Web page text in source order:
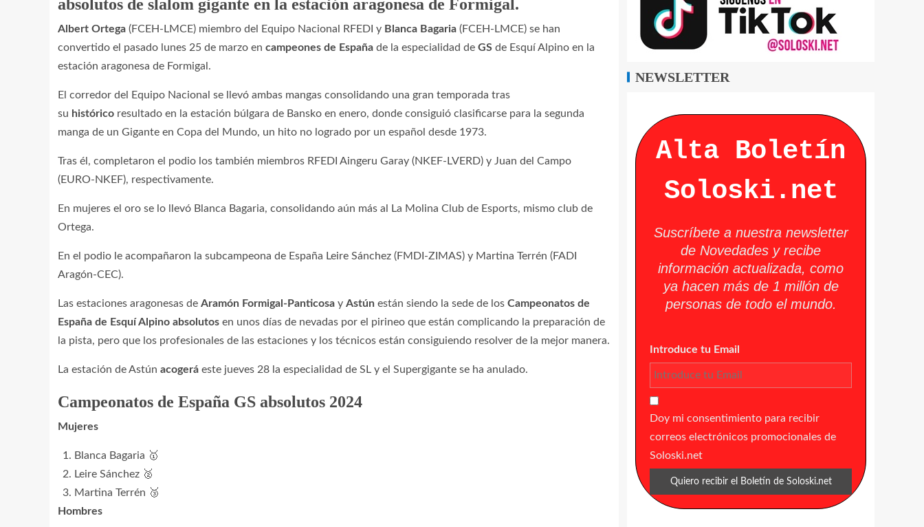
absolutos de slalom gigante en la estación aragonesa de Formigal.
Albert Ortega (FCEH-LMCE) miembro del Equipo Nacional RFEDI y Blanca Bagaria (FCEH-LMCE) se han
convertido el pasado lunes 25 de marzo en campeones de España de la especialidad de GS de Esquí Alpino en la
estación aragonesa de Formigal.
El corredor del Equipo Nacional se llevó ambas mangas consolidando una gran temporada tras
su histórico resultado en la estación búlgara de Bansko en enero, donde consiguió clasificarse para la segunda
manga de un Gigante en Copa del Mundo, un hito no logrado por un español desde 1973.
Tras él, completaron el podio los también miembros RFEDI Aingeru Garay (NKEF-LVERD) y Juan del Campo
(EURO-NKEF), respectivamente.
En mujeres el oro se lo llevó Blanca Bagaria, consolidando aún más al La Molina Club de Esports, mismo club de
Ortega.
En el podio le acompañaron la subcampeona de España Leire Sánchez (FMDI-ZIMAS) y Martina Terrén (FADI
Aragón-CEC).
Las estaciones aragonesas de Aramón Formigal-Panticosa y Astún están siendo la sede de los Campeonatos de
España de Esquí Alpino absolutos en unos días de nevadas por el pirineo que están complicando la preparación de
la pista, pero que los profesionales de las estaciones y los técnicos están consiguiendo resolver de la mejor manera.
La estación de Astún acogerá este jueves 28 la especialidad de SL y el Supergigante se ha anulado.
Campeonatos de España GS absolutos 2024
Mujeres
Blanca Bagaria 🥇
Leire Sánchez 🥈
Martina Terrén 🥉
Hombres
NEWSLETTER
Alta Boletín
Soloski.net
Suscríbete a nuestra newsletter
de Novedades y recibe
información actualizada, como
ya hacen más de 1 millón de
personas de todo el mundo.
Introduce tu Email
Doy mi consentimiento para recibir
correos electrónicos promocionales de
Soloski.net